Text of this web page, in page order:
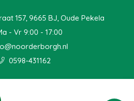
157, 9665 BJ, Oude Pekela
- Vr 9:00 - 17:00
0598-431162